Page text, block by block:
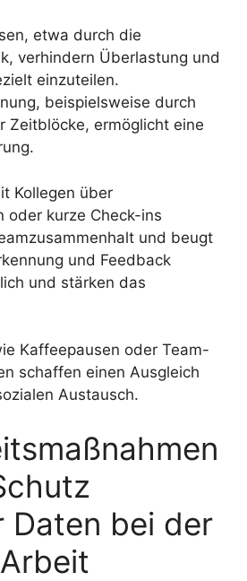
etwa durch die
verhindern Überlastung und
einzuteilen.
beispielsweise durch
Zeitblöcke, ermöglicht eine
Kollegen über
oder kurze Check-ins
und beugt
und Feedback
und stärken das
Kaffeepausen oder Team-
schaffen einen Ausgleich
Austausch.
Daten bei der